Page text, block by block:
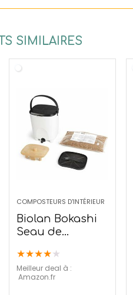
SIMILAIRES
COMPOSTEURS D'INTÉRIEUR
Biolan Bokashi
Seau de
de litière)
★★★★★
Meilleur deal à :
Amazon.fr